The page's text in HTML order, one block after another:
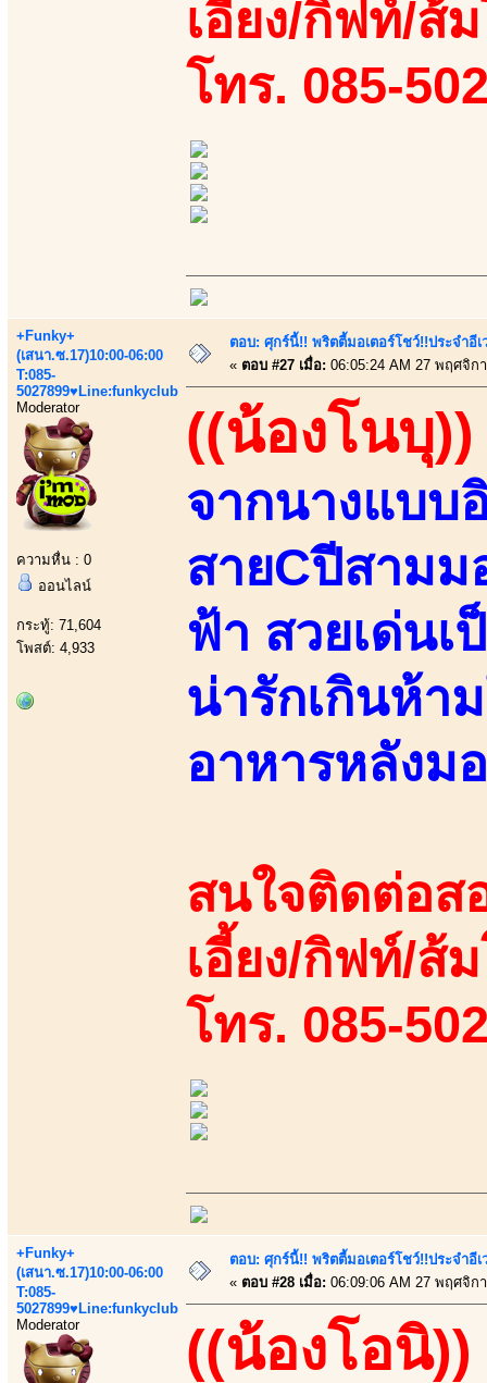
เอี้ยง/กิฟท์/ส้
โทร. 085-
+Funky+
(เสนา.ซ.17)10:00-06:00
T:085-
5027899♥Line:funkyclub
Moderator
ความหื่น : 0
ออนไลน์
กระทู้: 71,604
โพสต์: 4,933
ตอบ: ศุกร์นี้!! พริตตี้มอเตอร์โชว์!!ประจำอี
« ตอบ #27 เมื่อ: 06:05:24 AM 27 พฤศจิก
((น้องโนบุ))
จากนางแบบ
สายCปีสาม
ฟ้า สวยเด่นเ
น่ารักเกินห้า
อาหารหลังม
สนใจติดต่อส
เอี้ยง/กิฟท์/ส้
โทร. 085-
+Funky+
(เสนา.ซ.17)10:00-06:00
T:085-
5027899♥Line:funkyclub
Moderator
ตอบ: ศุกร์นี้!! พริตตี้มอเตอร์โชว์!!ประจำอี
« ตอบ #28 เมื่อ: 06:09:06 AM 27 พฤศจิก
((น้องโอนิ))